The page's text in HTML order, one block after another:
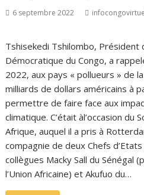
6 septembre 2022
Tshisekedi Tshilombo, Président
Démocratique du Congo, a
2022, aux pays « pollueurs » de
milliards de dollars américains à
permettre de faire face aux
climatique. C’était àl’occasion du
Afrique, auquel il a pris à
compagnie de deux Chefs
collègues Macky Sall du Sénégal
l’Union Africaine) et Akufuo du…